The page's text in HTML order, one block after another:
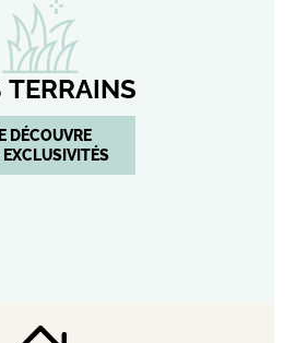
TERRAINS
DÉCOUVRE
EXCLUSIVITÉS